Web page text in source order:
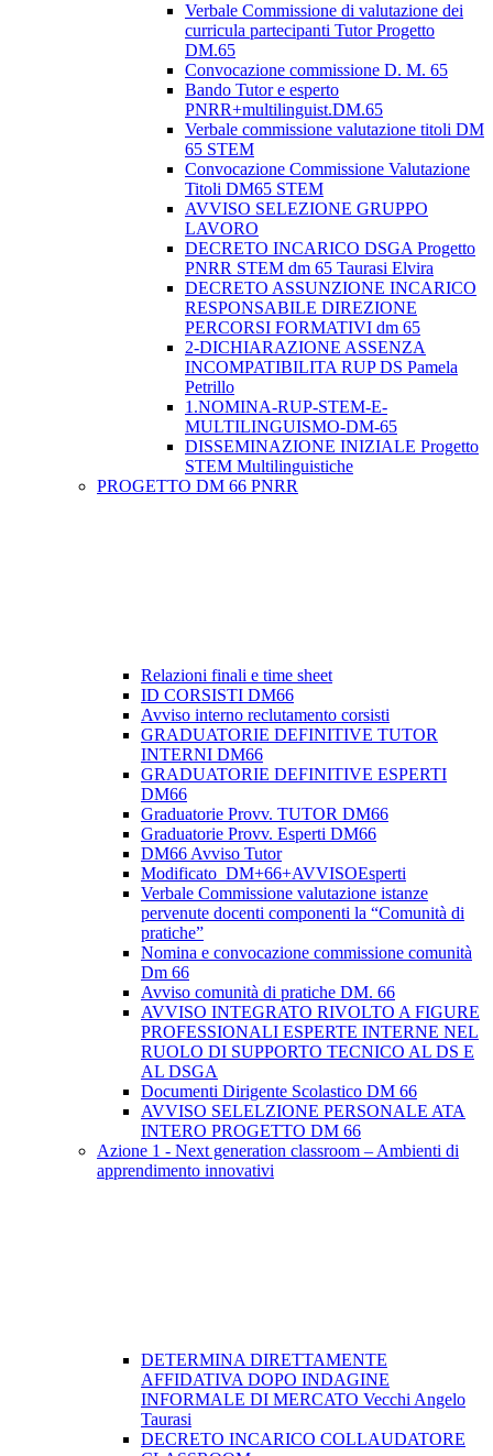
Verbale Commissione di valutazione dei
curricula partecipanti Tutor Progetto
DM.65
Convocazione commissione D. M. 65
Bando Tutor e esperto
PNRR+multilinguist.DM.65
Verbale commissione valutazione titoli DM
65 STEM
Convocazione Commissione Valutazione
Titoli DM65 STEM
AVVISO SELEZIONE GRUPPO
LAVORO
DECRETO INCARICO DSGA Progetto
PNRR STEM dm 65 Taurasi Elvira
DECRETO ASSUNZIONE INCARICO
RESPONSABILE DIREZIONE
PERCORSI FORMATIVI dm 65
2-DICHIARAZIONE ASSENZA
INCOMPATIBILITA RUP DS Pamela
Petrillo
1.NOMINA-RUP-STEM-E-
MULTILINGUISMO-DM-65
DISSEMINAZIONE INIZIALE Progetto
STEM Multilinguistiche
PROGETTO DM 66 PNRR
Relazioni finali e time sheet
ID CORSISTI DM66
Avviso interno reclutamento corsisti
GRADUATORIE DEFINITIVE TUTOR
INTERNI DM66
GRADUATORIE DEFINITIVE ESPERTI
DM66
Graduatorie Provv. TUTOR DM66
Graduatorie Provv. Esperti DM66
DM66 Avviso Tutor
Modificato_DM+66+AVVISOEsperti
Verbale Commissione valutazione istanze
pervenute docenti componenti la “Comunità di
pratiche”
Nomina e convocazione commissione comunità
Dm 66
Avviso comunità di pratiche DM. 66
AVVISO INTEGRATO RIVOLTO A FIGURE
PROFESSIONALI ESPERTE INTERNE NEL
RUOLO DI SUPPORTO TECNICO AL DS E
AL DSGA
Documenti Dirigente Scolastico DM 66
AVVISO SELELZIONE PERSONALE ATA
INTERO PROGETTO DM 66
Azione 1 - Next generation classroom – Ambienti di
apprendimento innovativi
DETERMINA DIRETTAMENTE
AFFIDATIVA DOPO INDAGINE
INFORMALE DI MERCATO Vecchi Angelo
Taurasi
DECRETO INCARICO COLLAUDATORE